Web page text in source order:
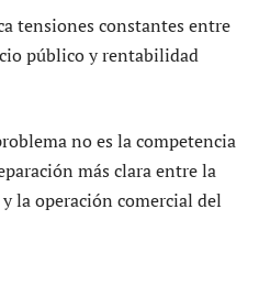
tensiones constantes entre
público y rentabilidad
no es la competencia
más clara entre la
la operación comercial del